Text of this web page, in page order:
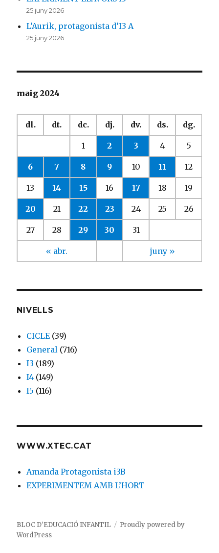
25 juny 2026
L’Aurik, protagonista d’I3 A
25 juny 2026
maig 2024
dl. dt. dc. dj. dv. ds. dg.
« abr. juny »
1 2 3 4 5
6 7 8 9 10 11 12
13 14 15 16 17 18 19
20 21 22 23 24 25 26
27 28 29 30 31
NIVELLS
CICLE (39)
General (716)
I3 (189)
I4 (149)
I5 (116)
WWW.XTEC.CAT
Amanda Protagonista i3B
EXPERIMENTEM AMB L’HORT
BLOC D'EDUCACIÓ INFANTIL
Proudly powered by
WordPress